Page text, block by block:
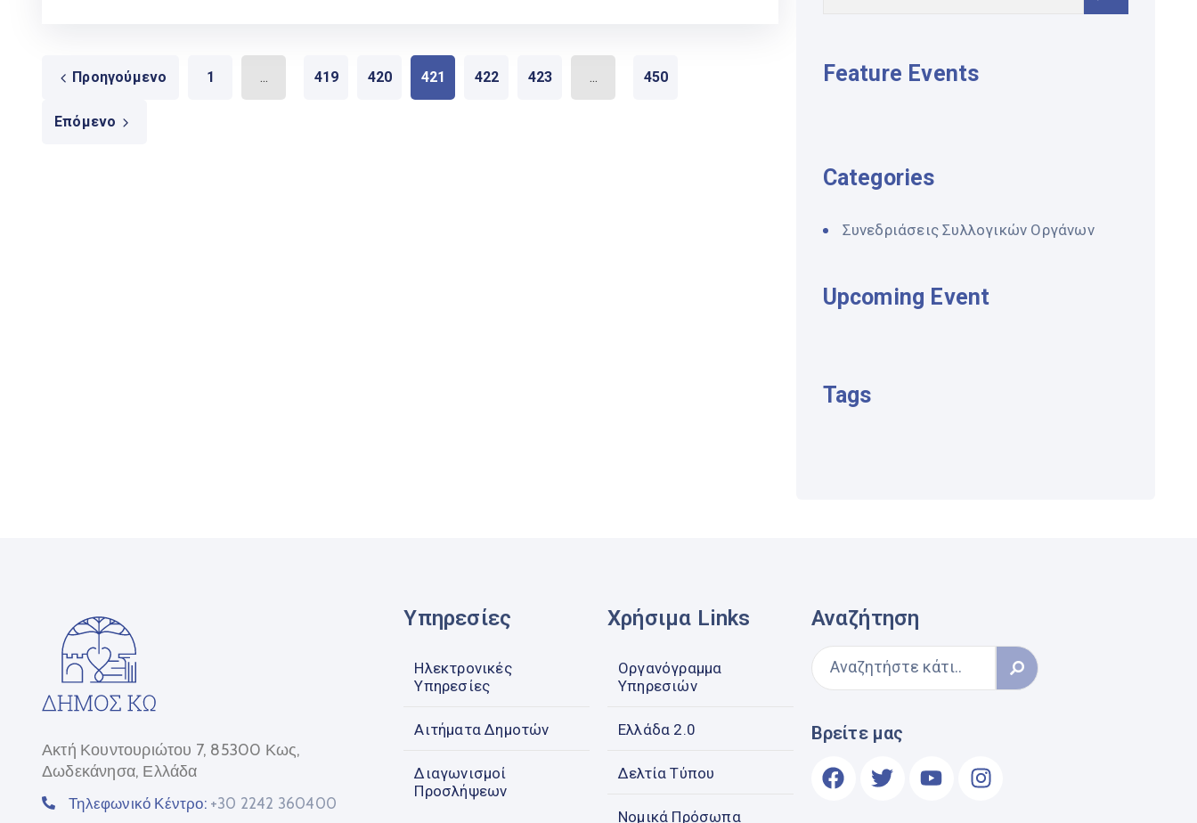
Προηγούμενο 1 ... 419 420 421 422 423 ... 450
Επόμενο
Feature Events
Categories
Συνεδριάσεις Συλλογικών Οργάνων
Upcoming Event
Tags
Ακτή Κουντουριώτου 7, 85300 Κως,
Δωδεκάνησα, Ελλάδα
Τηλεφωνικό Κέντρο: +30 2242 360400
Υπηρεσίες
Ηλεκτρονικές
Υπηρεσίες
Αιτήματα Δημοτών
Διαγωνισμοί
Προσλήψεων
Χρήσιμα Links
Οργανόγραμμα
Υπηρεσιών
Ελλάδα 2.0
Δελτία Τύπου
Νομικά Πρόσωπα
Αναζήτηση
Βρείτε μας